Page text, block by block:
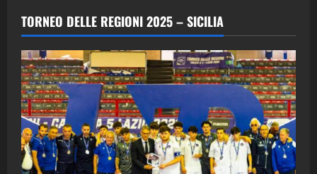
2
“SportEmpire” in Podcast: 29^ Puntata
(Martedi 28 Aprile 2026)
3
"SportEmpire" in Podcast
“SportEmpire” in Podcast: 28^ Puntata
(Martedi 21 Aprile 2026)
21/04/2026
TORNEO DELLE REGIONI 2025 – SICILIA